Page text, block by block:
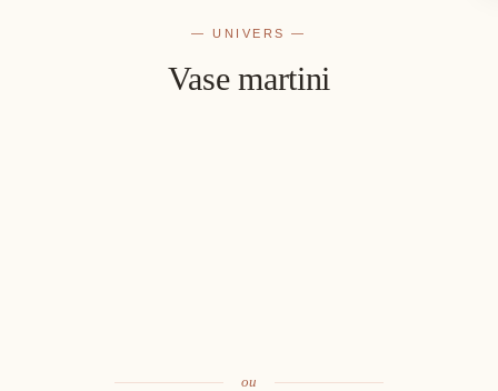
— UNIVERS —
Vase martini
ou